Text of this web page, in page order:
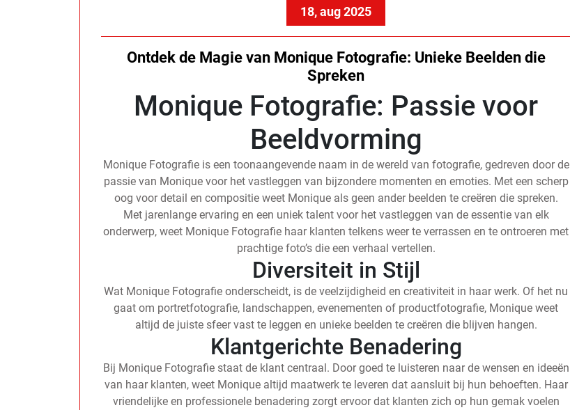
18, aug 2025
Ontdek de Magie van Monique Fotografie: Unieke Beelden die
Spreken
Monique Fotografie: Passie voor
Beeldvorming
Monique Fotografie is een toonaangevende naam in de wereld van fotografie, gedreven door de
passie van Monique voor het vastleggen van bijzondere momenten en emoties. Met een scherp
oog voor detail en compositie weet Monique als geen ander beelden te creëren die spreken.
Met jarenlange ervaring en een uniek talent voor het vastleggen van de essentie van elk
onderwerp, weet Monique Fotografie haar klanten telkens weer te verrassen en te ontroeren met
prachtige foto’s die een verhaal vertellen.
Diversiteit in Stijl
Wat Monique Fotografie onderscheidt, is de veelzijdigheid en creativiteit in haar werk. Of het nu
gaat om portretfotografie, landschappen, evenementen of productfotografie, Monique weet
altijd de juiste sfeer vast te leggen en unieke beelden te creëren die blijven hangen.
Klantgerichte Benadering
Bij Monique Fotografie staat de klant centraal. Door goed te luisteren naar de wensen en ideeën
van haar klanten, weet Monique altijd maatwerk te leveren dat aansluit bij hun behoeften. Haar
vriendelijke en professionele benadering zorgt ervoor dat klanten zich op hun gemak voelen